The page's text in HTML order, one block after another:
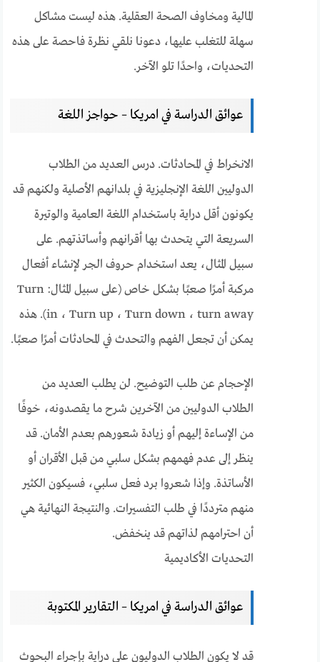
المالية ومخاوف الصحة العقلية. هذه ليست مشاكل
سهلة للتغلب عليها، دعونا نلقي نظرة فاحصة على هذه
التحديات، واحدًا تلو الآخر.
عوائق الدراسة في امريكا – حواجز اللغة
الانخراط في المحادثات. درس العديد من الطلاب
الدوليين اللغة الإنجليزية في بلدانهم الأصلية ولكنهم قد
يكونون أقل دراية باستخدام اللغة العامية والوتيرة
السريعة التي يتحدث بها أقرانهم وأساتذتهم. على
سبيل المثال، يعد استخدام حروف الجر لإنشاء أفعال
مركبة أمرًا صعبًا بشكل خاص (على سبيل المثال: Turn
in ، Turn up ، Turn down ، turn away). هذه
يمكن أن تجعل الفهم والتحدث في المحادثات أمرًا صعبًا.
الإحجام عن طلب التوضيح. لن يطلب العديد من
الطلاب الدوليين من الآخرين شرح ما يقصدونه، خوفًا
من الإساءة إليهم أو زيادة شعورهم بعدم الأمان. قد
ينظر إلى عدم فهمهم بشكل سلبي من قبل الأقران أو
الأساتذة. وإذا شعروا برد فعل سلبي، فسيكون الكثير
منهم مترددًا في طلب التفسيرات. والنتيجة النهائية هي
أن احترامهم لذاتهم قد ينخفض.
التحديات الأكاديمية
عوائق الدراسة في امريكا – التقارير المكتوبة
قد لا يكون الطلاب الدوليون على دراية بإجراء البحوث